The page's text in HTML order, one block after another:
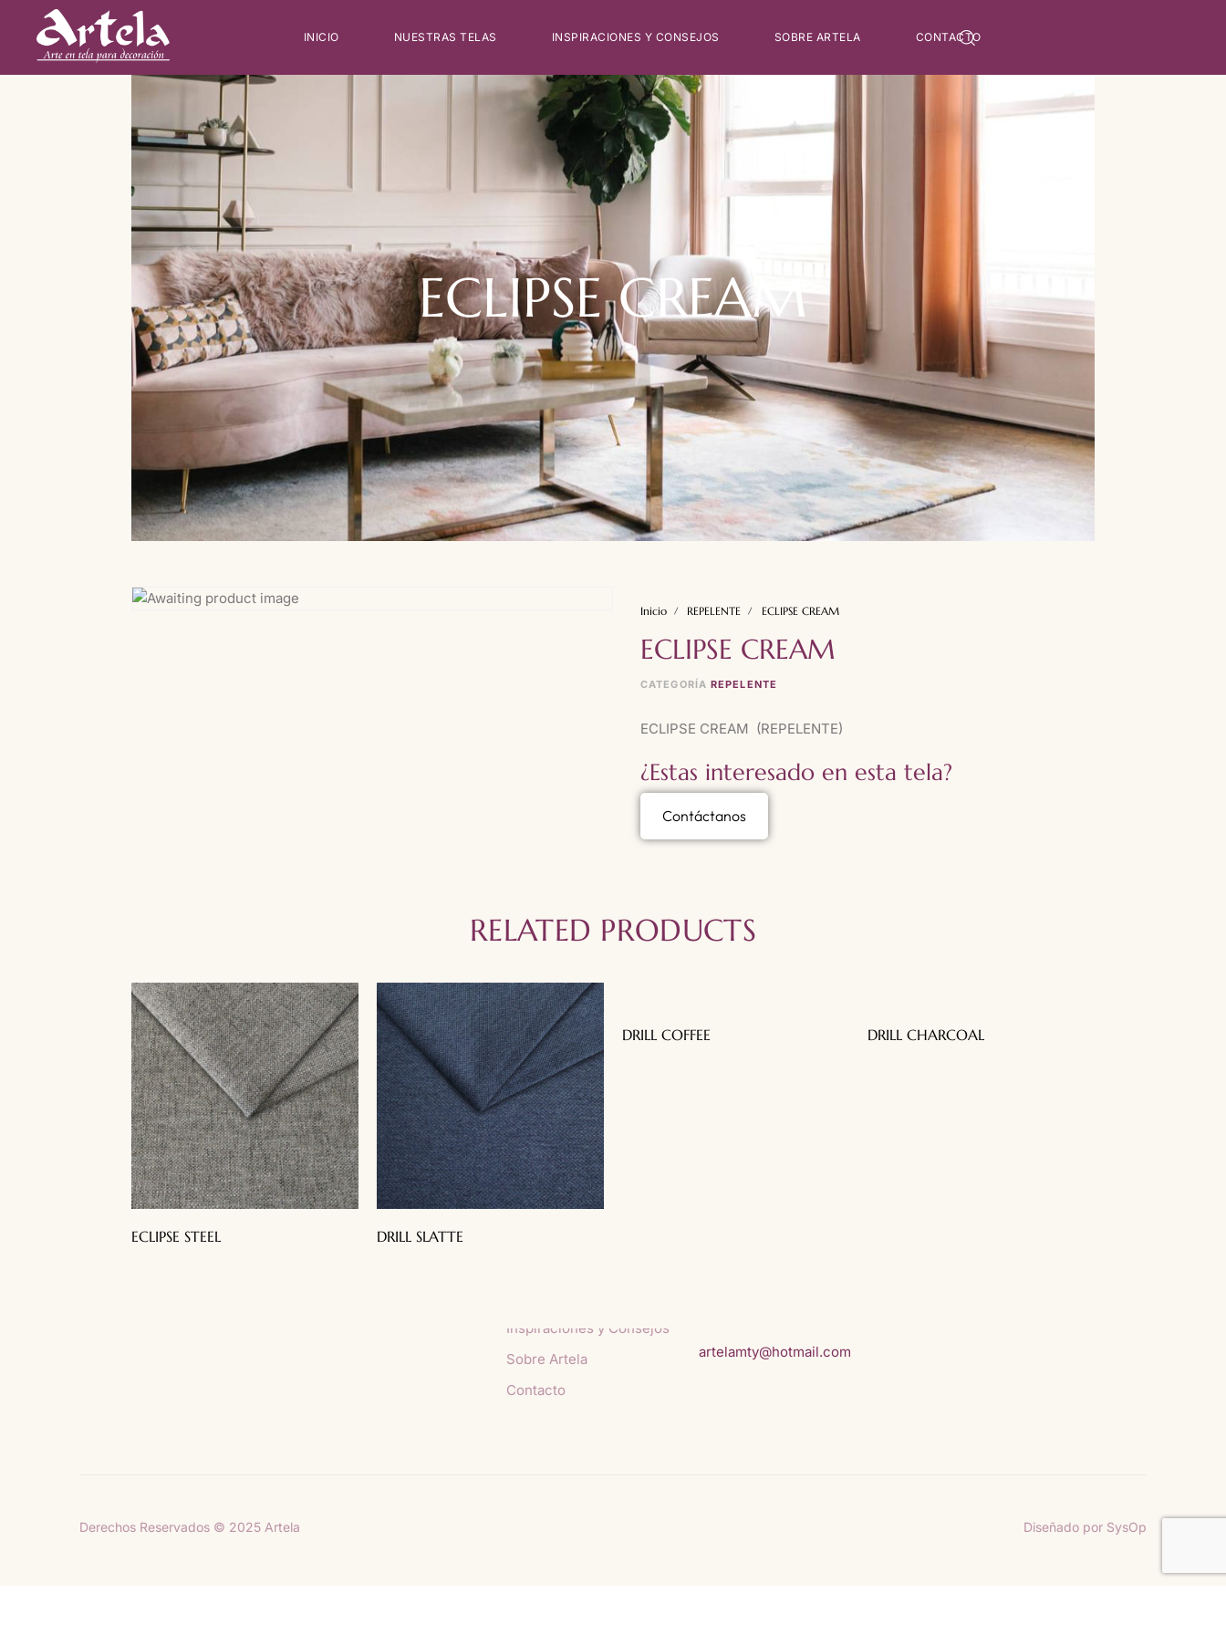
INICIO NUESTRAS TELAS INSPIRACIONES Y CONSEJOS SOBRE ARTELA CONTACTO
Type and hit enter
ECLIPSE CREAM
Inicio REPELENTE ECLIPSE CREAM
ECLIPSE CREAM
CATEGORÍA REPELENTE
ECLIPSE CREAM (REPELENTE)
¿Estas interesado en esta tela?
Contáctanos
RELATED PRODUCTS
ECLIPSE STEEL DRILL SLATTE
DRILL COFFEE DRILL CHARCOAL
Inspiraciones y Consejos
Sobre Artela
Contacto
artelamty@hotmail.com
Derechos Reservados © 2025 Artela Diseñado por SysOp